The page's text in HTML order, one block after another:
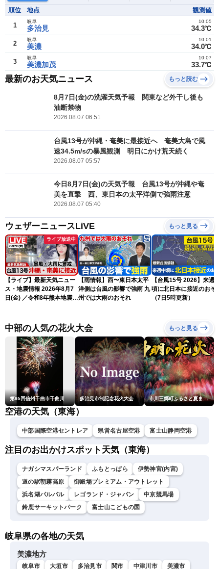
順位 地点 観測値
1 多治見
岐阜
34.3℃
10:05
2 美濃
岐阜
34.0℃
10:01
3 美濃加茂
岐阜
33.7℃
10:07
最新のお天気ニュース もっと読む
8月7日(金)の洗濯天気予報 関東など外干し後も
油断禁物
2026.08.07 06:51
台風13号が沖縄・奄美に最接近へ 奄美大島で風
速34.5m/sの暴風観測 明日にかけ荒天続く
2026.08.07 05:57
今日8月7日(金)の天気予報 台風13号が沖縄や奄
美を直撃 西、東日本の太平洋側で強雨注意
2026.08.07 05:40
ウェザーニュースLiVE もっと見る
ライブ放送中
【ライブ】最新天気ニュー
ス・地震情報 2026年8月7
日(金) ／令和8年熊本地震情
央・江川清音／有賀哲夫〉
【雨情報】西〜東日本太平
洋側は台風の影響で強雨 九
州では大雨のおそれ
【台風15号 2026】来週
頃に北日本に接近のおそ
（7日5時更新）
中部の人気の花火大会 もっと見る
第95回信州千曲市千曲川納涼煙火大会 多治見市制記念花火大会 市川三郷町ふるさと夏まつり第38回神明の花火大会
空港の天気（東海）
中部国際空港セントレア 県営名古屋空港 富士山静岡空港
注目のお出かけスポット天気（東海）
ナガシマスパーランド ふもとっぱら
伊勢神宮(内宮)
道の駅朝霧高原
御殿場プレミアム・アウトレット
浜名湖パルパル
レゴランド・ジャパン
中京競馬場
鈴鹿サーキットパーク
富士山こどもの国
岐阜県の各地の天気
美濃地方
岐阜市 大垣市 多治見市 関市 中津川市 美濃市